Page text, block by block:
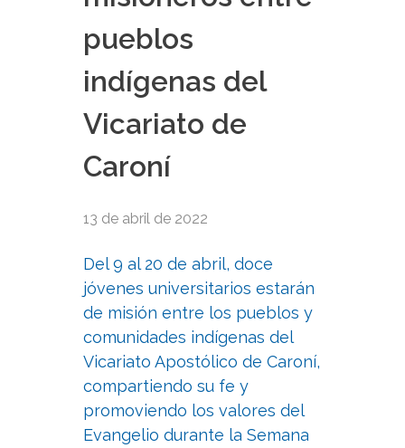
pueblos
indígenas del
Vicariato de
Caroní
13 de abril de 2022
Del 9 al 20 de abril, doce
jóvenes universitarios estarán
de misión entre los pueblos y
comunidades indígenas del
Vicariato Apostólico de Caroní,
compartiendo su fe y
promoviendo los valores del
Evangelio durante la Semana